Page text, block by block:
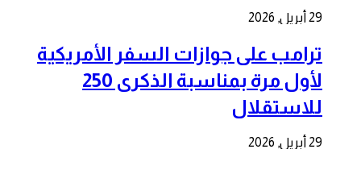
29 أبريل, 2026
ترامب على جوازات السفر الأمريكية
لأول مرة بمناسبة الذكرى 250
للاستقلال
29 أبريل, 2026